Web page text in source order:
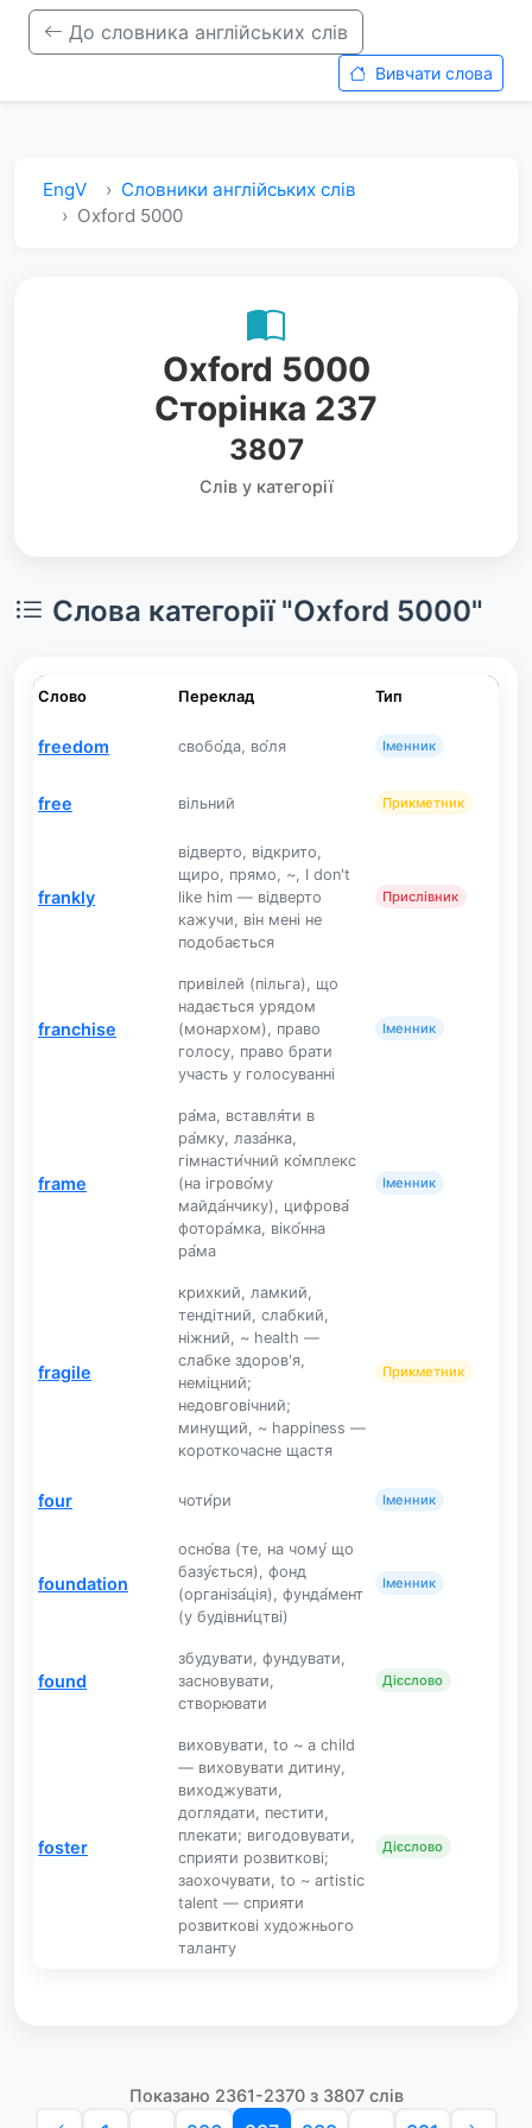
До словника англійських слів
Вивчати слова
EngV
Словники англійських слів
Oxford 5000
Oxford 5000
Сторінка 237
3807
Слів у категорії
Слова категорії "Oxford 5000"
Слово Переклад Тип
freedom свобо́да, во́ля Іменник
free вільний Прикметник
frankly
відверто, відкрито,
щиро, прямо, ~, I don't
like him — відверто
кажучи, він мені не
подобається
Прислівник
franchise
привілей (пільга), що
надається урядом
(монархом), право
голосу, право брати
участь у голосуванні
Іменник
frame
ра́ма, вставля́ти в
ра́мку, лаза́нка,
гімнасти́чний ко́мплекс
(на ігрово́му
майда́нчику), цифрова́
фотора́мка, віко́нна
ра́ма
Іменник
fragile
крихкий, ламкий,
тендітний, слабкий,
ніжний, ~ health —
слабке здоров'я,
неміцний;
недовговічний;
минущий, ~ happiness —
короткочасне щастя
Прикметник
four чоти́ри Іменник
foundation
осно́ва (те, на чому́ що
базу́ється), фонд
(організа́ція), фунда́мент
(у будівни́цтві)
Іменник
found
збудувати, фундувати,
засновувати,
створювати
Дієслово
foster
виховувати, to ~ a child
— виховувати дитину,
виходжувати,
доглядати, пестити,
плекати; вигодовувати,
сприяти розвиткові;
заохочувати, to ~ artistic
talent — сприяти
розвиткові художнього
таланту
Дієслово
Показано 2361-2370 з 3807 слів